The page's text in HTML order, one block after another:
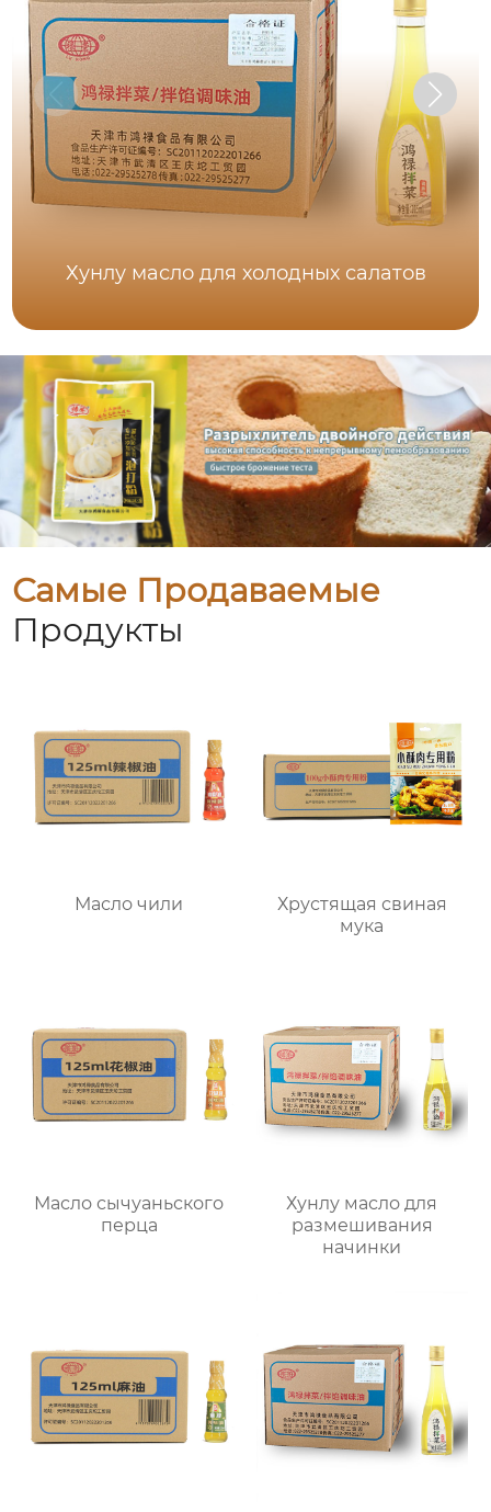
Хунлу масло для холодных салатов
Самые Продаваемые
Продукты
Масло чили
Хрустящая свиная
мука
Масло сычуаньского
перца
Хунлу масло для
размешивания
начинки